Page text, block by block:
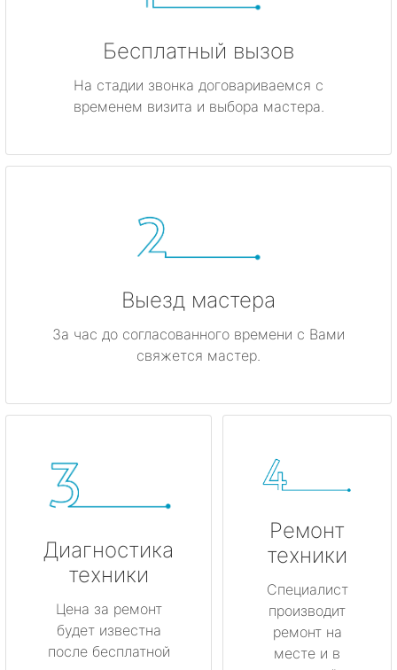
Бесплатный вызов
На стадии звонка договариваемся с
временем визита и выбора мастера.
Выезд мастера
За час до согласованного времени с Вами
свяжется мастер.
Диагностика
техники
Цена за ремонт
будет известна
после бесплатной
Ремонт
техники
Специалист
производит
ремонт на
месте и в